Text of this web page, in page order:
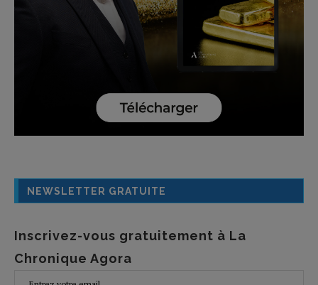
NEWSLETTER GRATUITE
Inscrivez-vous gratuitement à La
Chronique Agora